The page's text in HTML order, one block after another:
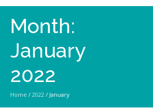
Month:
January
2022
Home / 2022 / January